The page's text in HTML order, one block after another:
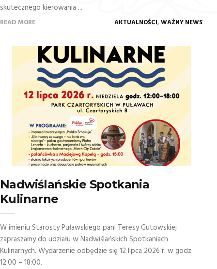
skutecznego kierowania ...
READ MORE AKTUALNOŚCI,WAŻNY NEWS
Nadwiślańskie Spotkania
Kulinarne
W imieniu Starosty Puławskiego pani Teresy Gutowskiej
zapraszamy do udziału w Nadwiślańskich Spotkaniach
Kulinarnych. Wydarzenie odbędzie się 12 lipca 2026 r. w godz.
12:00 – 18:00.